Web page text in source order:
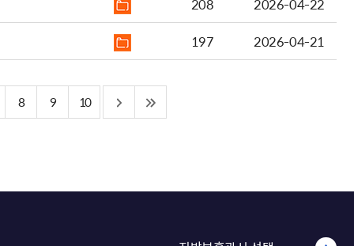
208
2026-04-22
197
2026-04-21
8 9 10